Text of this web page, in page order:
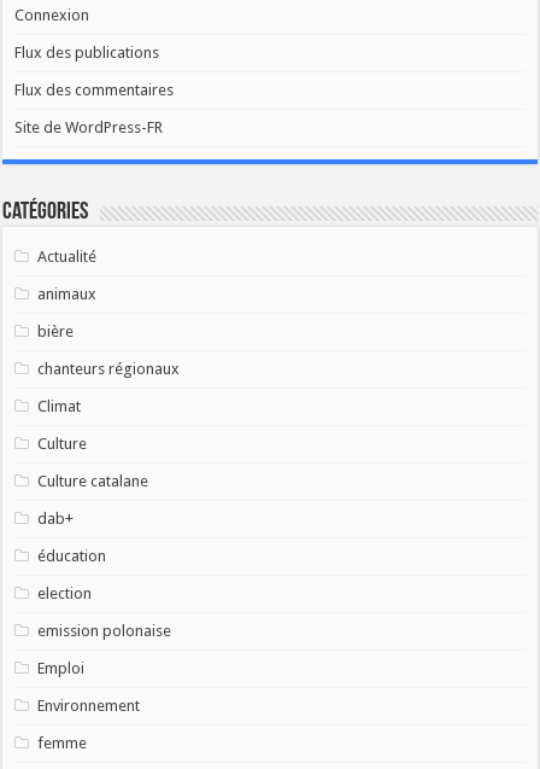
Connexion
Flux des publications
Flux des commentaires
Site de WordPress-FR
Catégories
Actualité
animaux
bière
chanteurs régionaux
Climat
Culture
Culture catalane
dab+
éducation
election
emission polonaise
Emploi
Environnement
femme